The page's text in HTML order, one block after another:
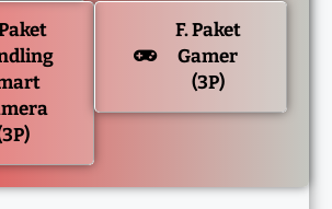
F. Paket
Gamer
(3P)